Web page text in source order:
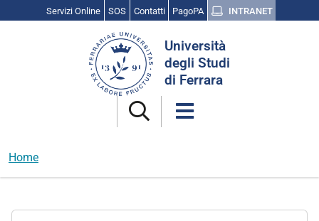
Servizi Online SOS Contatti PagoPA INTRANET
Università
degli Studi
di Ferrara
Home